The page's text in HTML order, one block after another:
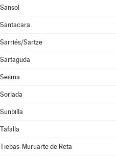
Sansol
Santacara
Sarriés/Sartze
Sartaguda
Sesma
Sorlada
Sunbilla
Tafalla
Tiebas-Muruarte de Reta